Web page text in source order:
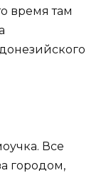
время там
Все
городом,